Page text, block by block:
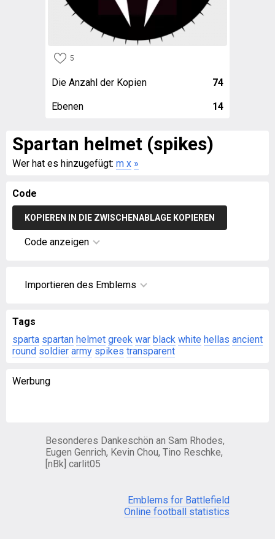
5
Die Anzahl der Kopien 74
Ebenen 14
Spartan helmet (spikes)
Wer hat es hinzugefügt: m x »
Code
KOPIEREN IN DIE ZWISCHENABLAGE KOPIEREN
Code anzeigen
Importieren des Emblems
Tags
sparta spartan helmet greek war black white hellas ancient
round soldier army spikes transparent
Werbung
Besonderes Dankeschön an Sam Rhodes,
Eugen Genrich, Kevin Chou, Tino Reschke,
[nBk] carlit05
Emblems for Battlefield
Online football statistics